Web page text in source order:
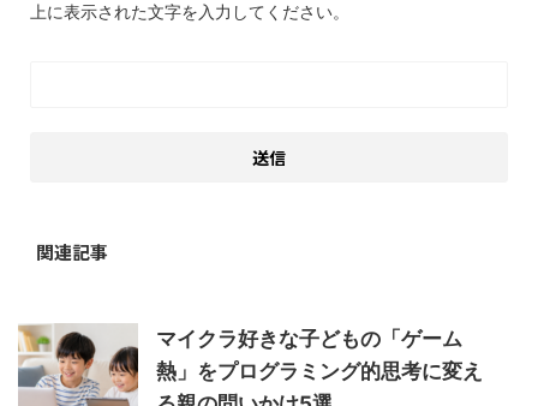
上に表示された文字を入力してください。
関連記事
マイクラ好きな子どもの「ゲーム
熱」をプログラミング的思考に変え